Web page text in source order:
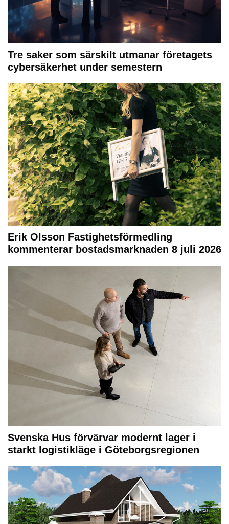
Tre saker som särskilt utmanar företagets
cybersäkerhet under semestern
Erik Olsson Fastighetsförmedling
kommenterar bostadsmarknaden 8 juli 2026
Svenska Hus förvärvar modernt lager i
starkt logistikläge i Göteborgsregionen